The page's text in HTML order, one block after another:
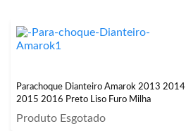
Parachoque Dianteiro Amarok 2013 2014
2015 2016 Preto Liso Furo Milha
Produto Esgotado